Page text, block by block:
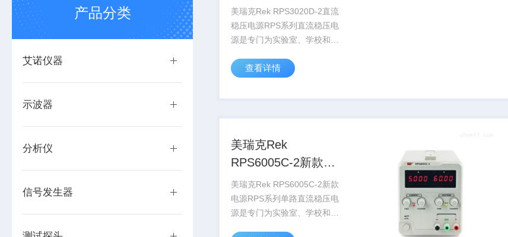
产品分类
艾诺仪器
示波器
分析仪
信号发生器
压电源
美瑞克Rek RPS3020D-2直流
稳压电源RPS系列直流稳压电
源是专门为实验室、学校和生
压和输出负载电流都可在0和
限流保护功能及自带一个
查看详情
美瑞克Rek
RPS6005C-2新款电
源
美瑞克Rek RPS6005C-2新款
电源RPS系列单路直流稳压电
源是专门为实验室、学校和生